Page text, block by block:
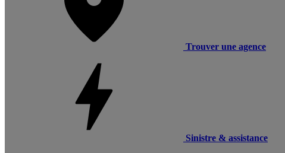
Trouver une agence
Sinistre & assistance